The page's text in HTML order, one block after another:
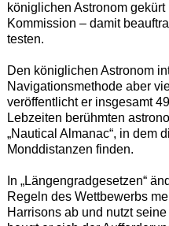
königlichen Astronom
Kommission – damit
testen.
Den königlichen Astronom
Navigationsmethode aber
veröffentlicht er insgesamt
Lebzeiten berühmten
„Nautical Almanac“, in dem
Monddistanzen finden.
In „Längengradgesetzen“
Regeln des Wettbewerbs
Harrisons ab und nutzt